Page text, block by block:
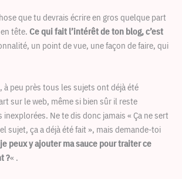
que tu devrais écrire en gros quelque part
en tête.Ce qui fait l’intérêt de ton blog, c’est
un point de vue, une façon de faire, qui
à peu près tous les sujets ont déjà été
sur le web, même si bien sûr il reste
Ne te dis donc jamais « Ça ne sert
sujet, ça a déjà été fait », mais demande-toi
peux y ajouter ma sauce pour traiter ce
?« .